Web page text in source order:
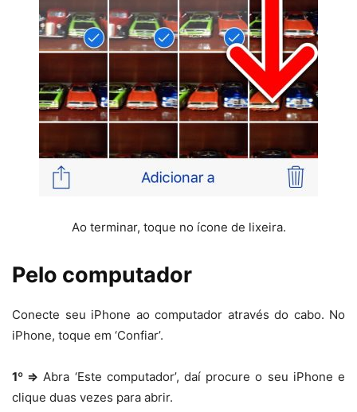
Ao terminar, toque no ícone de lixeira.
Pelo computador
Conecte seu iPhone ao computador através do cabo. No
iPhone, toque em ‘Confiar’.
1º ⇒ Abra ‘Este computador’, daí procure o seu iPhone e
clique duas vezes para abrir.